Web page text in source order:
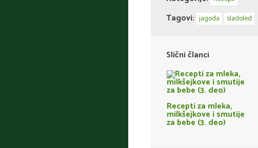
Tagovi: jagoda sladoled
Slični članci
Recepti za mleka,
milkšejkove i smutije
za bebe (3. deo)